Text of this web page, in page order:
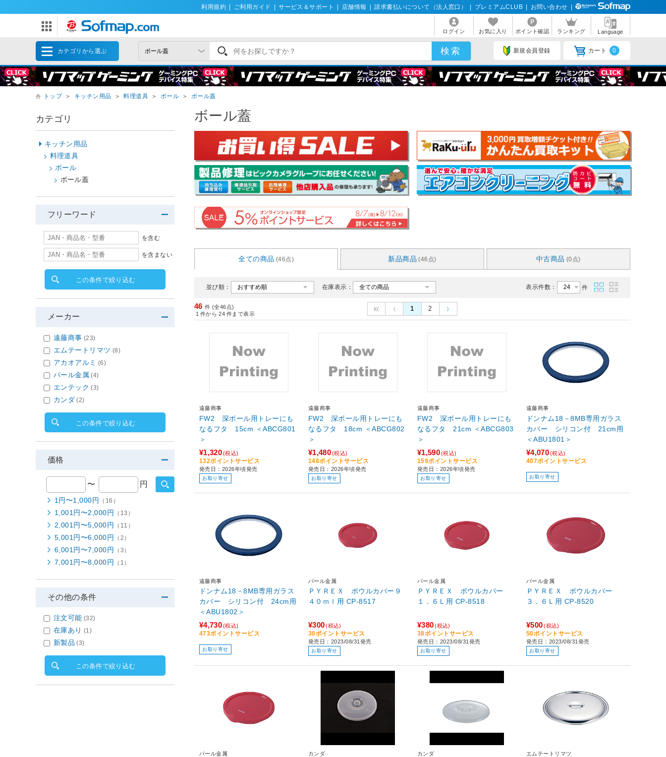
利用規約 ご利用ガイド サービス＆サポート 店舗情報 請求書払いについて（法人窓口） プレミアムCLUB お問い合わせ
ログイン お気に入り ポイント確認 ランキング Language
カテゴリから選ぶ 新規会員登録 カート 0
トップ ＞ キッチン用品 ＞ 料理道具 ＞ ボール ＞ ボール蓋
ボール蓋
全ての商品 (46点) 新品商品 (46点) 中古商品 (0点)
並び順： 在庫表示： 表示件数： 件
46 件 (全46点)
1 件から 24 件まで表示
1 2
遠藤商事
FW2 深ボール用トレーにも
なるフタ 15cm ＜ABCG801
＞
¥1,320(税込)
132ポイントサービス
発売日：2026年頃発売
お取り寄せ
遠藤商事
FW2 深ボール用トレーにも
なるフタ 18cm ＜ABCG802
＞
¥1,480(税込)
148ポイントサービス
発売日：2026年頃発売
お取り寄せ
遠藤商事
FW2 深ボール用トレーにも
なるフタ 21cm ＜ABCG803
＞
¥1,590(税込)
159ポイントサービス
発売日：2026年頃発売
お取り寄せ
遠藤商事
ドンナム18－8MB専用ガラス
カバー シリコン付 21cm用
＜ABU1801＞
¥4,070(税込)
407ポイントサービス
お取り寄せ
遠藤商事
ドンナム18－8MB専用ガラス
カバー シリコン付 24cm用
＜ABU1802＞
¥4,730(税込)
473ポイントサービス
お取り寄せ
パール金属
ＰＹＲＥＸ ボウルカバー９
４０ｍｌ用 CP-8517
¥300 (税込)
30ポイントサービス
発売日：2023/08/31発売
お取り寄せ
パール金属
ＰＹＲＥＸ ボウルカバー
１．６Ｌ用 CP-8518
¥380 (税込)
38ポイントサービス
発売日：2023/08/31発売
お取り寄せ
パール金属
ＰＹＲＥＸ ボウルカバー
３．６Ｌ用 CP-8520
¥500 (税込)
50ポイントサービス
発売日：2023/08/31発売
お取り寄せ
パール金属 カンダ カンダ エムテートリマツ
カテゴリ
キッチン用品
料理道具
ボール
ボール蓋
フリーワード
を含む
を含まない
この条件で絞り込む
メーカー
遠藤商事 (23)
エムテートリマツ (8)
アカオアルミ (6)
パール金属 (4)
エンテック (3)
カンダ (2)
この条件で絞り込む
価格
〜 円
1円〜1,000円 （16）
1,001円〜2,000円 （13）
2,001円〜5,000円 （11）
5,001円〜6,000円 （2）
6,001円〜7,000円 （3）
7,001円〜8,000円 （1）
その他の条件
注文可能 (32)
在庫あり (1)
新製品 (3)
この条件で絞り込む